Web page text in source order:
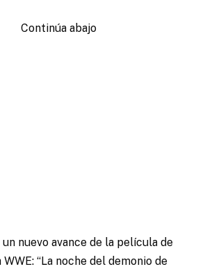
Continúa abajo
nuevo avance de la película de
“La noche del demonio de